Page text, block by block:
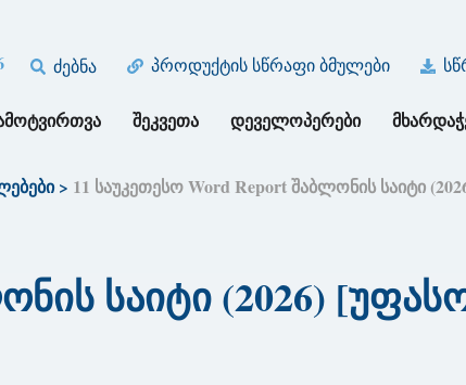
ძებნა პროდუქტის სწრაფი ბმულები
ᲨᲔᲙᲕᲔᲗᲐ ᲓᲔᲕᲔᲚᲝᲞᲔᲠᲔᲑᲘ
> 11 საუკეთესო Word Report შაბლონის საიტი
საიტი (2026)